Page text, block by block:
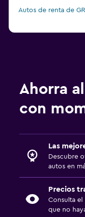
Autos de renta de
Ahorra
con
Las
Descubre
autos en
Precios
Consulta
que no